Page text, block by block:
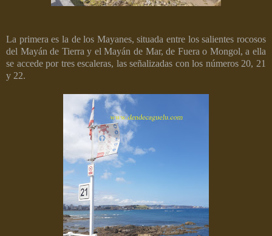
La primera es la de los Mayanes, situada entre los salientes rocosos
del Mayán de Tierra y el Mayán de Mar, de Fuera o Mongol, a ella
se accede por tres escaleras, las señalizadas con los números 20, 21
y 22.